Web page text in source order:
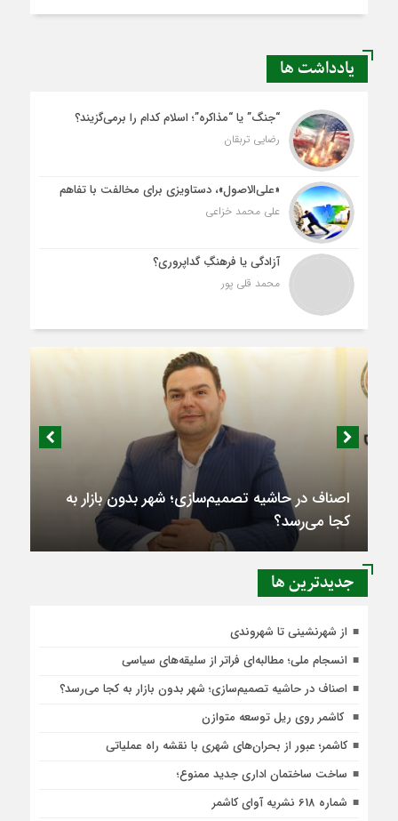
یادداشت ها
“جنگ” یا “مذاکره”؛ اسلام کدام را برمی‌گزیند؟
رضایی تربقان
«علی‌الاصول»، دستاویزی برای مخالفت با تفاهم
علی محمد خزاعی
آزادگی یا فرهنگِ گداپروری؟
محمد قلی پور
اصناف در حاشیه تصمیم‌سازی؛ شهر بدون بازار به
کجا می‌رسد؟
جديدترين ها
از شهرنشینی تا شهروندی
انسجام ملی؛ مطالبه‌ای فراتر از سلیقه‌های سیاسی
اصناف در حاشیه تصمیم‌سازی؛ شهر بدون بازار به کجا می‌رسد؟
کاشمر روی ریل توسعه متوازن
کاشمر؛ عبور از بحران‌های شهری با نقشه راه عملیاتی
ساخت ساختمان اداری جدید ممنوع؛
شماره 618 نشریه آوای کاشمر